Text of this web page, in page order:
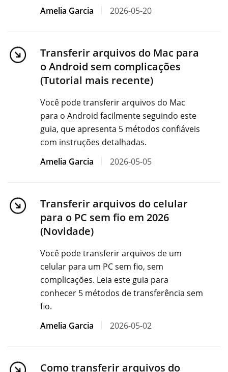
Amelia Garcia
2026-05-20
Transferir arquivos do Mac para
o Android sem complicações
(Tutorial mais recente)
Você pode transferir arquivos do Mac
para o Android facilmente seguindo este
guia, que apresenta 5 métodos confiáveis ​​
com instruções detalhadas.
Amelia Garcia
2026-05-05
Transferir arquivos do celular
para o PC sem fio em 2026
(Novidade)
Você pode transferir arquivos de um
celular para um PC sem fio, sem
complicações. Leia este guia para
conhecer 5 métodos de transferência sem
fio.
Amelia Garcia
2026-05-02
Como transferir arquivos do